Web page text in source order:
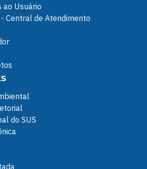
ao Usuário
Central de Atendimento
do SUS